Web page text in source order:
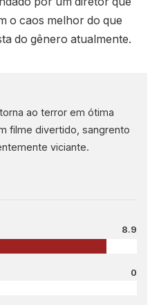
o caos melhor do que
do gênero atualmente.
ao terror em ótima
filme divertido, sangrento
viciante.
8.9
0